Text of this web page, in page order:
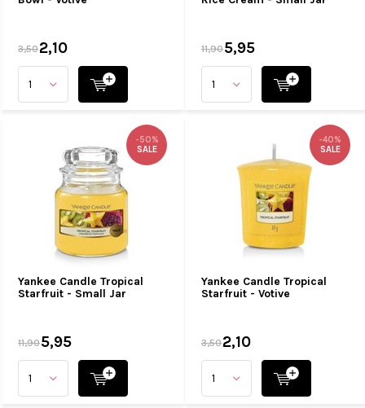
3,502,10 11,905,95
Yankee Candle Tropical
Starfruit - Small Jar
-50%
SALE
11,905,95
Yankee Candle Tropical
Starfruit - Votive
-40%
SALE
3,502,10